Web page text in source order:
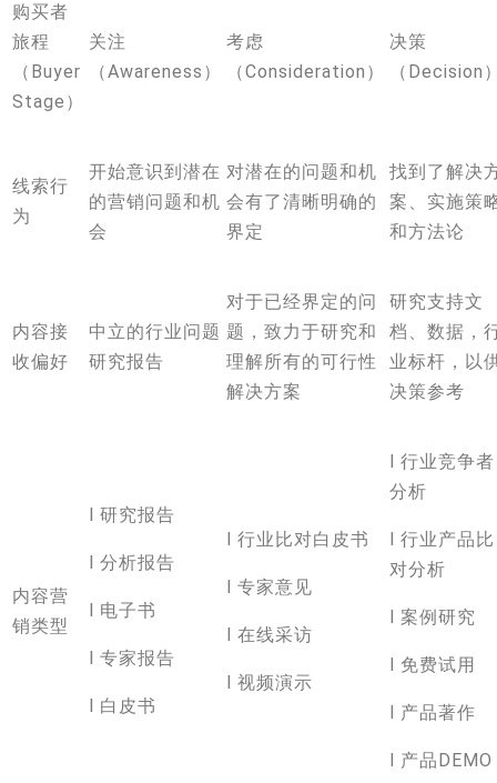
购买者
旅程
（Buyer
Stage）
关注
（Awareness）
考虑
（Consideration）
决策
（Decision
线索行
为
开始意识到潜在
的营销问题和机
会
对潜在的问题和机
会有了清晰明确的
界定
找到了解决
案、实施策
和方法论
内容接
收偏好
中立的行业问题
研究报告
对于已经界定的问
题，致力于研究和
理解所有的可行性
解决方案
研究支持文
档、数据，
业标杆，以
决策参考
内容营
销类型
l 研究报告
l 分析报告
l 电子书
l 专家报告
l 白皮书
l 行业比对白皮书
l 专家意见
l 在线采访
l 视频演示
l 行业竞争者
分析
l 行业产品比
对分析
l 案例研究
l 免费试用
l 产品著作
l 产品DEMO